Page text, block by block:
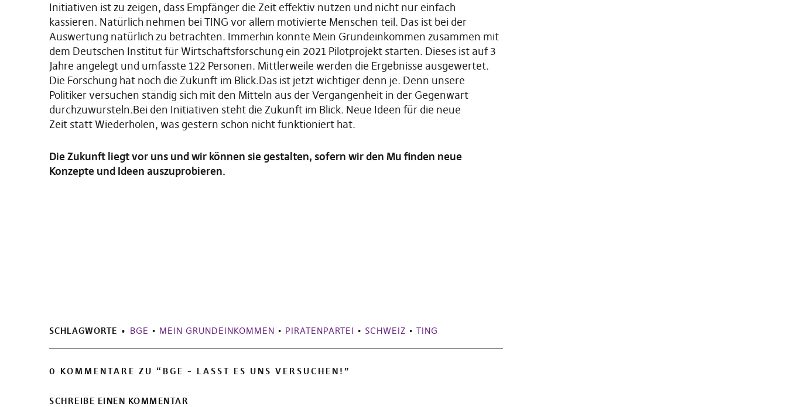
Initiativen ist zu zeigen, dass Empfänger die Zeit effektiv nutzen und nicht nur einfach
kassieren. Natürlich nehmen bei TING vor allem motivierte Menschen teil. Das ist bei der
Auswertung natürlich zu betrachten. Immerhin konnte Mein Grundeinkommen zusammen mit
dem Deutschen Institut für Wirtschaftsforschung ein 2021 Pilotprojekt starten. Dieses ist auf 3
Jahre angelegt und umfasste 122 Personen. Mittlerweile werden die Ergebnisse ausgewertet.
Die Forschung hat noch die Zukunft im Blick.Das ist jetzt wichtiger denn je. Denn unsere
Politiker versuchen ständig sich mit den Mitteln aus der Vergangenheit in der Gegenwart
durchzuwursteln.Bei den Initiativen steht die Zukunft im Blick. Neue Ideen für die neue
Zeit statt Wiederholen, was gestern schon nicht funktioniert hat.
Die Zukunft liegt vor uns und wir können sie gestalten, sofern wir den Mu finden neue
Konzepte und Ideen auszuprobieren.
SCHLAGWORTE BGE • MEIN GRUNDEINKOMMEN • PIRATENPARTEI • SCHWEIZ • TING
0 KOMMENTARE ZU “ BGE – LASST ES UNS VERSUCHEN! ”
SCHREIBE EINEN KOMMENTAR